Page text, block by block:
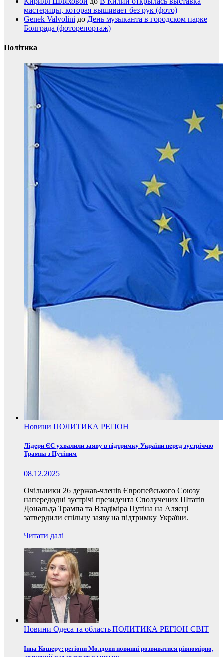
мастерицы, которая вышивает без рук (фото)
Genek Valvolini до День музыканта в городском парке
Болграда (фоторепортаж)
Політика
Новини ПОЛИТИКА РЕГІОН
Лідери ЄС ухвалили заяву в підтримку України перед зустріччю
Трампа з Путіним
08.12.2025
Очільники 26 держав-членів Європейського Союзу
напередодні зустрічі президента Сполучених Штатів
Дональда Трампа та Владіміра Путіна на Алясці
затвердили спільну заяву на підтримку України.
Читати далі
Новини Одеса та область ПОЛИТИКА РЕГІОН СВІТ
Інна Кошеру: регіони Молдови повинні розвиватися рівномірно,